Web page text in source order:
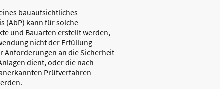
bauaufsichtliches
(AbP) kann für solche
und Bauarten erstellt werden,
nicht der Erfüllung
Anforderungen an die Sicherheit
dient, oder die nach
Prüfverfahren